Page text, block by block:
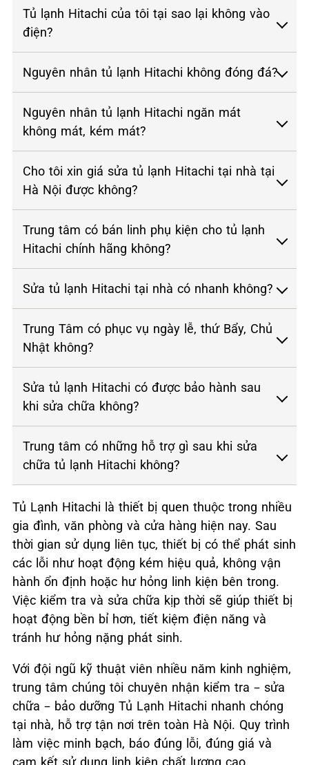
Tủ lạnh Hitachi của tôi tại sao lại không vào
điện?
Nguyên nhân tủ lạnh Hitachi không đóng đá?
Nguyên nhân tủ lạnh Hitachi ngăn mát
không mát, kém mát?
Cho tôi xin giá sửa tủ lạnh Hitachi tại nhà tại
Hà Nội được không?
Trung tâm có bán linh phụ kiện cho tủ lạnh
Hitachi chính hãng không?
Sửa tủ lạnh Hitachi tại nhà có nhanh không?
Trung Tâm có phục vụ ngày lễ, thứ Bẩy, Chủ
Nhật không?
Sửa tủ lạnh Hitachi có được bảo hành sau
khi sửa chữa không?
Trung tâm có những hỗ trợ gì sau khi sửa
chữa tủ lạnh Hitachi không?
Tủ Lạnh Hitachi là thiết bị quen thuộc trong nhiều
gia đình, văn phòng và cửa hàng hiện nay. Sau
thời gian sử dụng liên tục, thiết bị có thể phát sinh
các lỗi như hoạt động kém hiệu quả, không vận
hành ổn định hoặc hư hỏng linh kiện bên trong.
Việc kiểm tra và sửa chữa kịp thời sẽ giúp thiết bị
hoạt động bền bỉ hơn, tiết kiệm điện năng và
tránh hư hỏng nặng phát sinh.
Với đội ngũ kỹ thuật viên nhiều năm kinh nghiệm,
trung tâm chúng tôi chuyên nhận kiểm tra – sửa
chữa – bảo dưỡng Tủ Lạnh Hitachi nhanh chóng
tại nhà, hỗ trợ tận nơi trên toàn Hà Nội. Quy trình
làm việc minh bạch, báo đúng lỗi, đúng giá và
cam kết sử dụng linh kiện chất lượng cao.